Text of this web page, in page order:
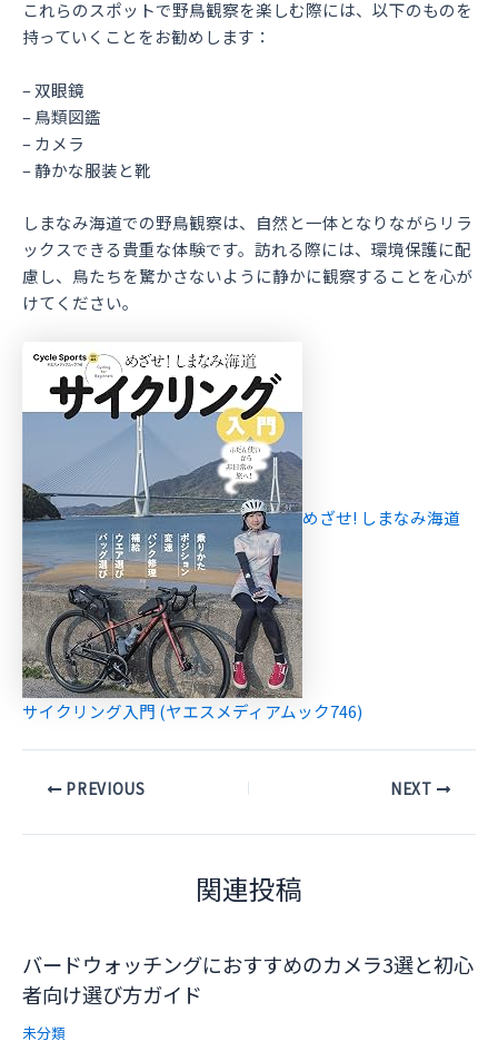
これらのスポットで野鳥観察を楽しむ際には、以下のものを
持っていくことをお勧めします：
– 双眼鏡
– 鳥類図鑑
– カメラ
– 静かな服装と靴
しまなみ海道での野鳥観察は、自然と一体となりながらリラ
ックスできる貴重な体験です。訪れる際には、環境保護に配
慮し、鳥たちを驚かさないように静かに観察することを心が
けてください。
めざせ! しまなみ海道
サイクリング入門 (ヤエスメディアムック746)
PostPREVIOUS NEXT
関連投稿
バードウォッチングにおすすめのカメラ3選と初心
者向け選び方ガイド
未分類